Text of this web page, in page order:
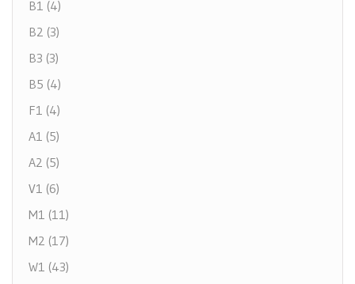
B1 (4)
B2 (3)
B3 (3)
B5 (4)
F1 (4)
A1 (5)
A2 (5)
V1 (6)
M1 (11)
M2 (17)
W1 (43)